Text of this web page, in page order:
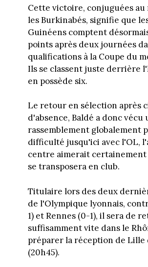
Cette victoire, conjuguées
les Burkinabés, signifie que
Guinéens comptent
points après deux journées
qualifications à la Coupe du
Ils se classent juste derrière
en possède six.
Le retour en sélection après
d'absence, Baldé a donc vécu
rassemblement globalement
difficulté jusqu'ici avec l'OL,
centre aimerait certainement
se transposera en club.
Titulaire lors des deux
de l'Olympique lyonnais,
1) et Rennes (0-1), il sera de
suffisamment vite dans le
préparer la réception de Lille
(20h45).